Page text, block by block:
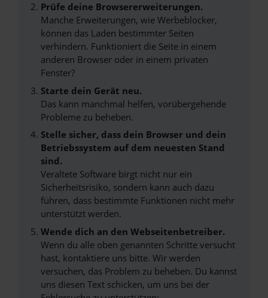
Prüfe deine Browsererweiterungen.
Manche Erweiterungen, wie Werbeblocker,
können das Laden bestimmter Seiten
verhindern. Funktioniert die Seite in einem
anderen Browser oder in einem privaten
Fenster?
Starte dein Gerät neu.
Das kann manchmal helfen, vorübergehende
Probleme zu beheben.
Stelle sicher, dass dein Browser und dein
Betriebssystem auf dem neuesten Stand
sind.
Veraltete Software birgt nicht nur ein
Sicherheitsrisiko, sondern kann auch dazu
führen, dass bestimmte Funktionen nicht mehr
unterstützt werden.
Wende dich an den Webseitenbetreiber.
Wenn du alle oben genannten Schritte versucht
hast, kontaktiere uns bitte. Wir werden
versuchen, das Problem zu beheben. Du kannst
uns diesen Text schicken, um uns bei der